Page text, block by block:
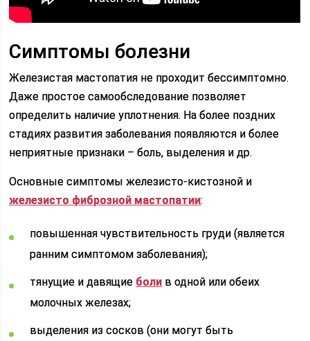
Симптомы болезни
Железистая мастопатия не проходит бессимптомно.
Даже простое самообследование позволяет
определить наличие уплотнения. На более поздних
стадиях развития заболевания появляются и более
неприятные признаки – боль, выделения и др.
Основные симптомы железисто-кистозной и
железисто фиброзной мастопатии:
повышенная чувствительность груди (является
ранним симптомом заболевания);
тянущие и давящие боли в одной или обеих
молочных железах;
выделения из сосков (они могут быть